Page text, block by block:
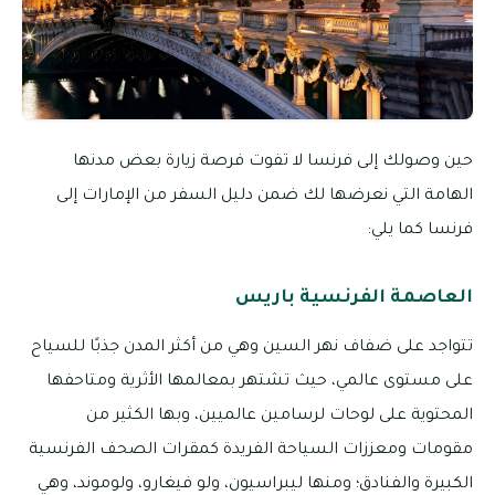
حين وصولك إلى فرنسا لا تفوت فرصة زيارة بعض مدنها
الهامة التي نعرضها لك ضمن دليل السفر من الإمارات إلى
فرنسا كما يلي:
العاصمة الفرنسية باريس
تتواجد على ضفاف نهر السين وهي من أكثر المدن جذبًا للسياح
على مستوى عالمي، حيث تشتهر بمعالمها الأثرية ومتاحفها
المحتوية على لوحات لرسامين عالميين، وبها الكثير من
مقومات ومعززات السياحة الفريدة كمقرات الصحف الفرنسية
الكبيرة والفنادق؛ ومنها ليبراسيون، ولو فيغارو، ولوموند، وهي